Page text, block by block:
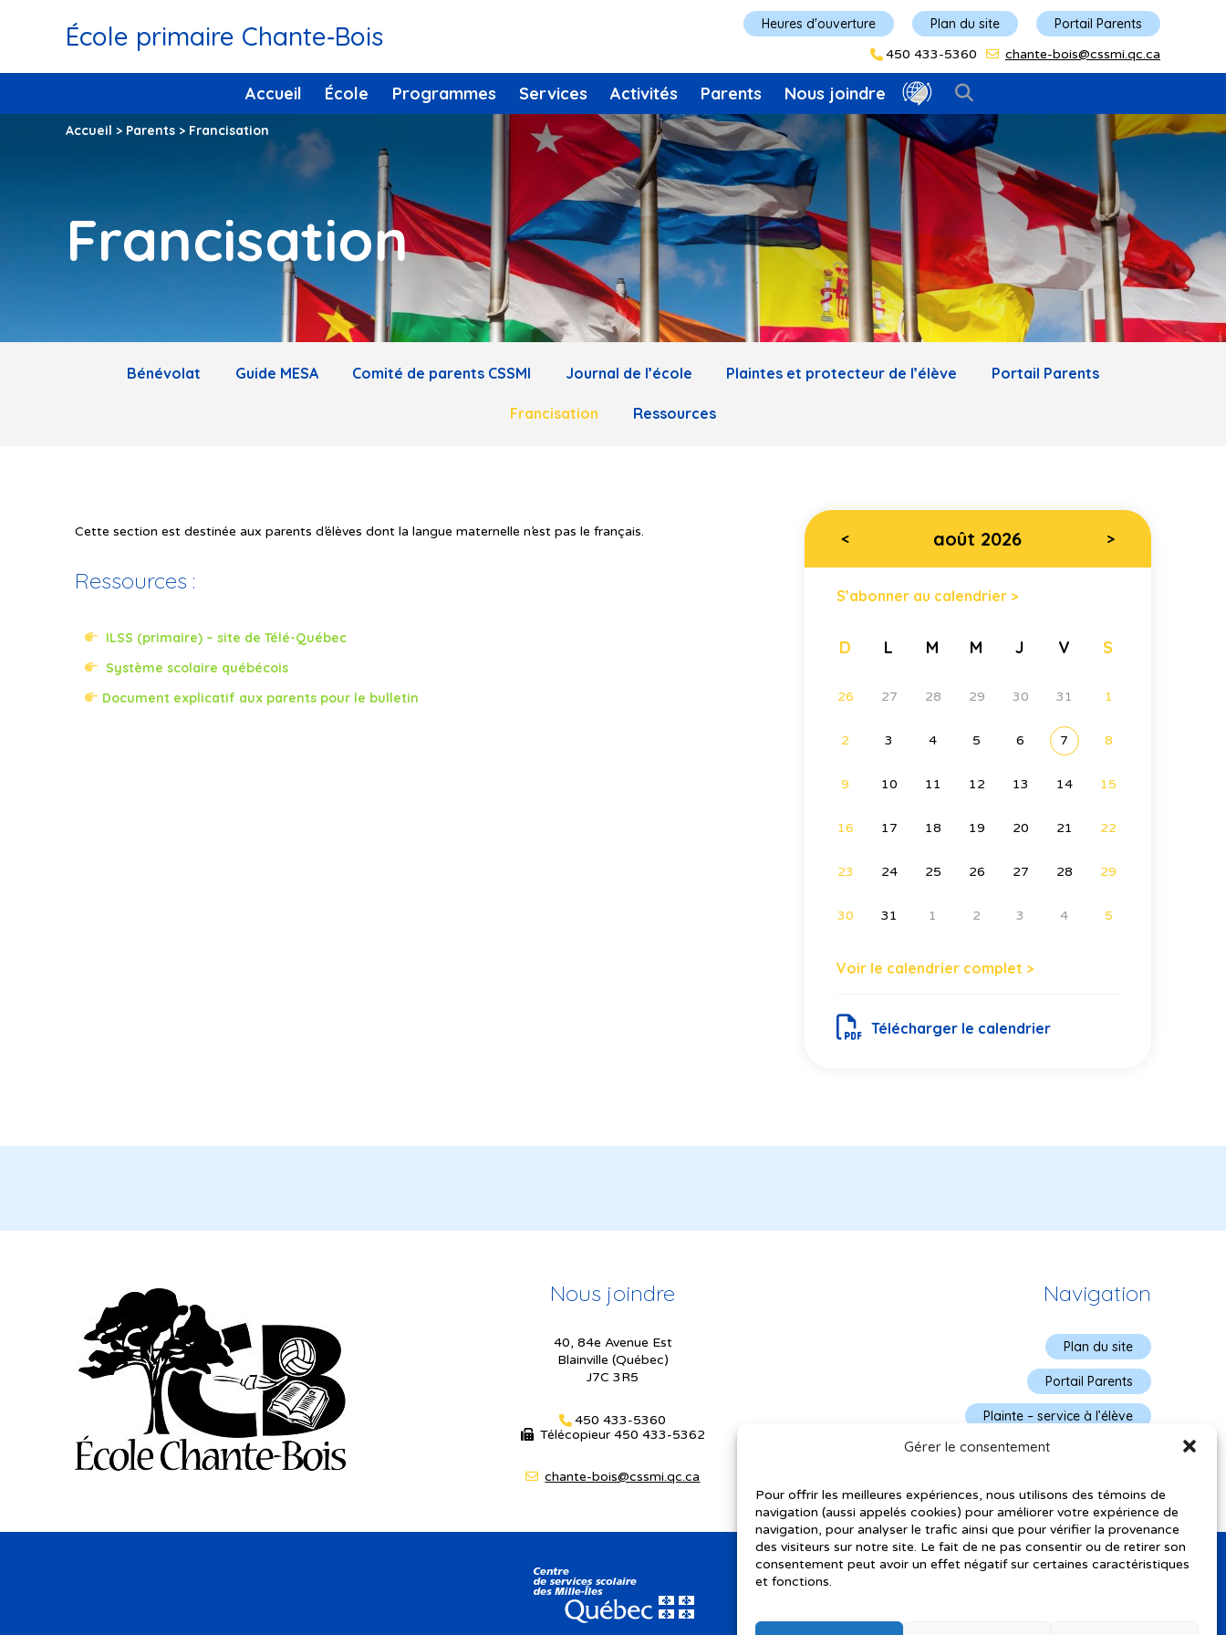
Gérer le consentement
Pour offrir les meilleures expériences, nous utilisons des témoins de
navigation (aussi appelés cookies) pour améliorer votre expérience de
navigation, pour analyser le trafic ainsi que pour vérifier la provenance
des visiteurs sur notre site. Le fait de ne pas consentir ou de retirer son
consentement peut avoir un effet négatif sur certaines caractéristiques
et fonctions.
École primaire Chante‑Bois Plan du site Portail Parents
Heures d'ouverture
450 433-5360 chante-bois@cssmi.qc.ca
Accueil École Programmes Services Activités Parents Nous joindre
Accueil > Parents > Francisation
Francisation
Bénévolat Guide MESA Comité de parents CSSMI Journal de l’école Plaintes et protecteur de l’élève Portail Parents
Francisation Ressources
Cette section est destinée aux parents d’élèves dont la langue maternelle n’est pas le français.
Ressources :
ILSS (primaire) – site de Télé-Québec
Système scolaire québécois
Document explicatif aux parents pour le bulletin
< août 2026 >
S’abonner au calendrier >
D L M M J V S
26 27 28 29 30 31 1
2 3 4 5 6 7 8
9 10 11 12 13 14 15
16 17 18 19 20 21 22
23 24 25 26 27 28 29
30 31 1 2 3 4 5
Voir le calendrier complet >
Télécharger le calendrier
Nous joindre
40, 84e Avenue Est
Blainville (Québec)
J7C 3R5
450 433-5360
Télécopieur 450 433-5362
chante-bois@cssmi.qc.ca
Navigation
Plan du site
Portail Parents
Plainte – service à l’élève
Politique de confidentialité